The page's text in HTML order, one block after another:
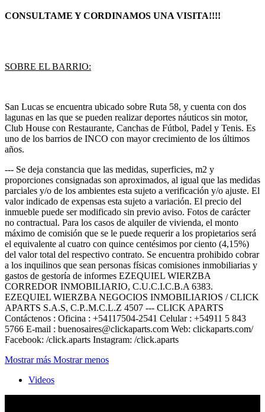
CONSULTAME Y CORDINAMOS UNA VISITA!!!!
SOBRE EL BARRIO:
San Lucas se encuentra ubicado sobre Ruta 58, y cuenta con dos
lagunas en las que se pueden realizar deportes náuticos sin motor,
Club House con Restaurante, Canchas de Fútbol, Padel y Tenis. Es
uno de los barrios de INCO con mayor crecimiento de los últimos
años.
--- Se deja constancia que las medidas, superficies, m2 y
proporciones consignadas son aproximados, al igual que las medidas
parciales y/o de los ambientes esta sujeto a verificación y/o ajuste. El
valor indicado de expensas esta sujeto a variación. El precio del
inmueble puede ser modificado sin previo aviso. Fotos de carácter
no contractual. Para los casos de alquiler de vivienda, el monto
máximo de comisión que se le puede requerir a los propietarios será
el equivalente al cuatro con quince centésimos por ciento (4,15%)
del valor total del respectivo contrato. Se encuentra prohibido cobrar
a los inquilinos que sean personas físicas comisiones inmobiliarias y
gastos de gestoría de informes EZEQUIEL WIERZBA
CORREDOR INMOBILIARIO, C.U.C.I.C.B.A 6383.
EZEQUIEL WIERZBA NEGOCIOS INMOBILIARIOS / CLICK
APARTS S.A.S, C.P..M.C.L.Z 4507 --- CLICK APARTS
Contáctenos : Oficina : +54117504-2541 Celular : +54911 5 843
5766 E-mail : buenosaires@clickaparts.com Web: clickaparts.com/
Facebook: /click.aparts Instagram: /click.aparts
Mostrar más Mostrar menos
Videos